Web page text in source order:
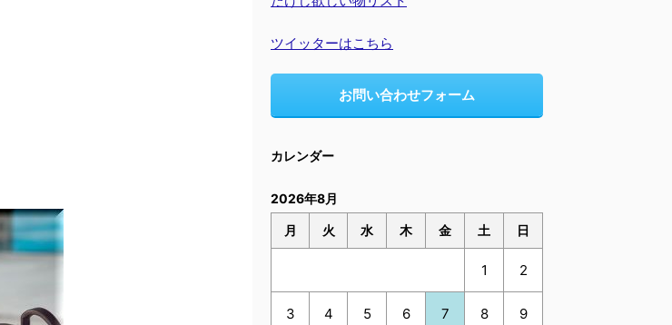
ツイッターはこちら
お問い合わせフォーム
カレンダー
2026年8月
月 火 水 木 金 土 日
1 2
3 4 5 6 7 8 9